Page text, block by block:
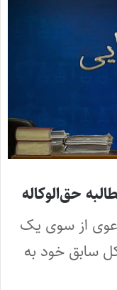
حق‌الوکاله
از سوی یک
به طرفیت ۹ موکل سابق خود به